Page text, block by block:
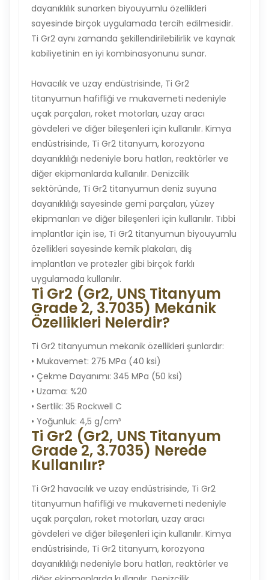
dayanıklılık sunarken biyouyumlu özellikleri
sayesinde birçok uygulamada tercih edilmesidir.
Ti Gr2 aynı zamanda şekillendirilebilirlik ve kaynak
kabiliyetinin en iyi kombinasyonunu sunar.
Havacılık ve uzay endüstrisinde, Ti Gr2
titanyumun hafifliği ve mukavemeti nedeniyle
uçak parçaları, roket motorları, uzay aracı
gövdeleri ve diğer bileşenleri için kullanılır. Kimya
endüstrisinde, Ti Gr2 titanyum, korozyona
dayanıklılığı nedeniyle boru hatları, reaktörler ve
diğer ekipmanlarda kullanılır. Denizcilik
sektöründe, Ti Gr2 titanyumun deniz suyuna
dayanıklılığı sayesinde gemi parçaları, yüzey
ekipmanları ve diğer bileşenleri için kullanılır. Tıbbi
implantlar için ise, Ti Gr2 titanyumun biyouyumlu
özellikleri sayesinde kemik plakaları, diş
implantları ve protezler gibi birçok farklı
uygulamada kullanılır.
Ti Gr2 (Gr2, UNS Titanyum
Grade 2, 3.7035) Mekanik
Özellikleri Nelerdir?
Ti Gr2 titanyumun mekanik özellikleri şunlardır:
• Mukavemet: 275 MPa (40 ksi)
• Çekme Dayanımı: 345 MPa (50 ksi)
• Uzama: %20
• Sertlik: 35 Rockwell C
• Yoğunluk: 4,5 g/cm³
Ti Gr2 (Gr2, UNS Titanyum
Grade 2, 3.7035) Nerede
Kullanılır?
Ti Gr2 havacılık ve uzay endüstrisinde, Ti Gr2
titanyumun hafifliği ve mukavemeti nedeniyle
uçak parçaları, roket motorları, uzay aracı
gövdeleri ve diğer bileşenleri için kullanılır. Kimya
endüstrisinde, Ti Gr2 titanyum, korozyona
dayanıklılığı nedeniyle boru hatları, reaktörler ve